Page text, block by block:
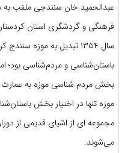
عبدالحمید خان سنندجی ملقب به
فرهنگی و گردشگری استان
سال ۱۳۵۴ تبدیل به موزه
بخش مردم شناسی موزه به عمارت
موزه تنها در اختیار بخش
مجموعه ای از اشیای قدیمی از
می‌شوند.